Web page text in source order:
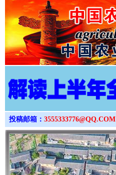
投稿邮箱： 3555333776@QQ.COM